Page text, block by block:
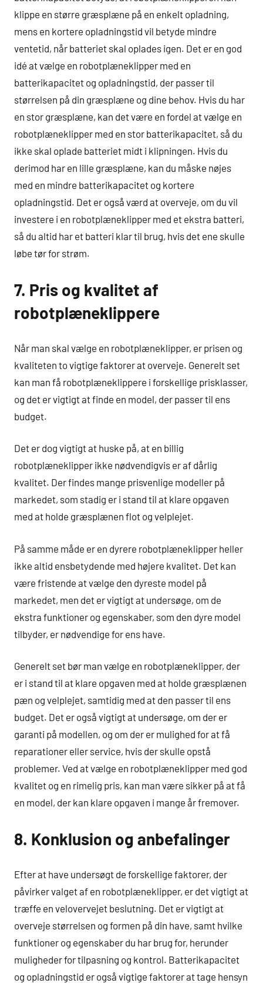
klippe en større græsplæne på en enkelt opladning,
mens en kortere opladningstid vil betyde mindre
ventetid, når batteriet skal oplades igen. Det er en god
idé at vælge en robotplæneklipper med en
batterikapacitet og opladningstid, der passer til
størrelsen på din græsplæne og dine behov. Hvis du har
en stor græsplæne, kan det være en fordel at vælge en
robotplæneklipper med en stor batterikapacitet, så du
ikke skal oplade batteriet midt i klipningen. Hvis du
derimod har en lille græsplæne, kan du måske nøjes
med en mindre batterikapacitet og kortere
opladningstid. Det er også værd at overveje, om du vil
investere i en robotplæneklipper med et ekstra batteri,
så du altid har et batteri klar til brug, hvis det ene skulle
løbe tør for strøm.
7. Pris og kvalitet af
robotplæneklippere
Når man skal vælge en robotplæneklipper, er prisen og
kvaliteten to vigtige faktorer at overveje. Generelt set
kan man få robotplæneklippere i forskellige prisklasser,
og det er vigtigt at finde en model, der passer til ens
budget.
Det er dog vigtigt at huske på, at en billig
robotplæneklipper ikke nødvendigvis er af dårlig
kvalitet. Der findes mange prisvenlige modeller på
markedet, som stadig er i stand til at klare opgaven
med at holde græsplænen flot og velplejet.
På samme måde er en dyrere robotplæneklipper heller
ikke altid ensbetydende med højere kvalitet. Det kan
være fristende at vælge den dyreste model på
markedet, men det er vigtigt at undersøge, om de
ekstra funktioner og egenskaber, som den dyre model
tilbyder, er nødvendige for ens have.
Generelt set bør man vælge en robotplæneklipper, der
er i stand til at klare opgaven med at holde græsplænen
pæn og velplejet, samtidig med at den passer til ens
budget. Det er også vigtigt at undersøge, om der er
garanti på modellen, og om der er mulighed for at få
reparationer eller service, hvis der skulle opstå
problemer. Ved at vælge en robotplæneklipper med god
kvalitet og en rimelig pris, kan man være sikker på at få
en model, der kan klare opgaven i mange år fremover.
8. Konklusion og anbefalinger
Efter at have undersøgt de forskellige faktorer, der
påvirker valget af en robotplæneklipper, er det vigtigt at
træffe en velovervejet beslutning. Det er vigtigt at
overveje størrelsen og formen på din have, samt hvilke
funktioner og egenskaber du har brug for, herunder
muligheder for tilpasning og kontrol. Batterikapacitet
og opladningstid er også vigtige faktorer at tage hensyn